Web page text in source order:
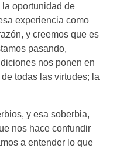
oportunidad de
experiencia como
y creemos que es
pasando,
nos ponen en
todas las virtudes; la
y esa soberbia,
nos hace confundir
a entender lo que